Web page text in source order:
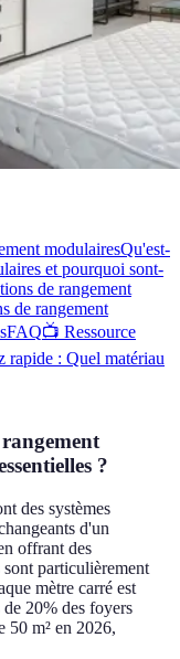
modulairesQu'est-
et pourquoi sont-
de rangement
de rangement
FAQ📺 Ressource
rapide : Quel matériau
?
des systèmes
d'un
offrant des
particulièrement
mètre carré est
de 20% des foyers
50 m² en 2026,